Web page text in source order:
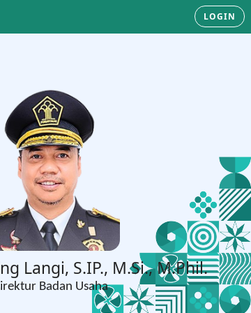
LOGIN
Langi, S.IP., M.Si., M.Phil.
Badan Usaha